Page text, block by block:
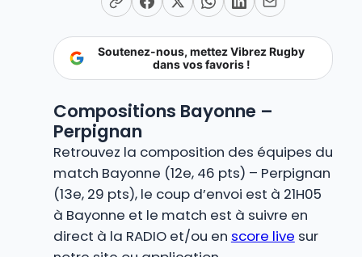
Soutenez-nous, mettez Vibrez Rugby
dans vos favoris !
Compositions Bayonne –
Perpignan
Retrouvez la composition des équipes du
match Bayonne (12e, 46 pts) – Perpignan
(13e, 29 pts), le coup d’envoi est à 21H05
à Bayonne et le match est à suivre en
direct à la RADIO et/ou en score live sur